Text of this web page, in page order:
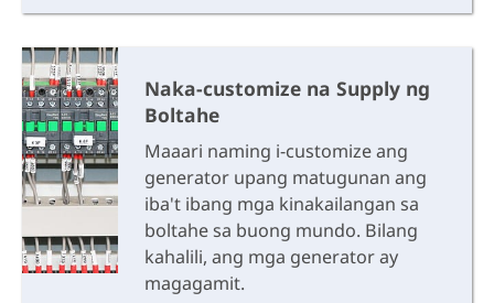
Naka-customize na Supply ng
Boltahe
Maaari naming i-customize ang
generator upang matugunan ang
iba't ibang mga kinakailangan sa
boltahe sa buong mundo. Bilang
kahalili, ang mga generator ay
magagamit.